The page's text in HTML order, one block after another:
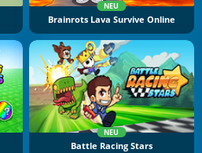
NEU
Brainrots Lava Survive Online
NEU
Battle Racing Stars